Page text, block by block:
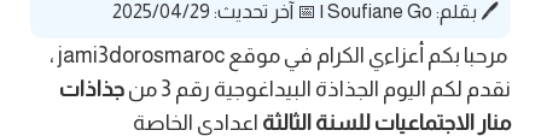
🖊️ بقلم: Soufiane Go
| 📅 آخر تحديث: 2025/04/29
مرحبا بكم أعزاءي الكرام في موقع jami3dorosmaroc ،
نقدم لكم اليوم الجذاذة البيداغوجية رقم 3 من
جذاذات
منار الاجتماعيات للسنة الثالثة اعدادي الخاصة